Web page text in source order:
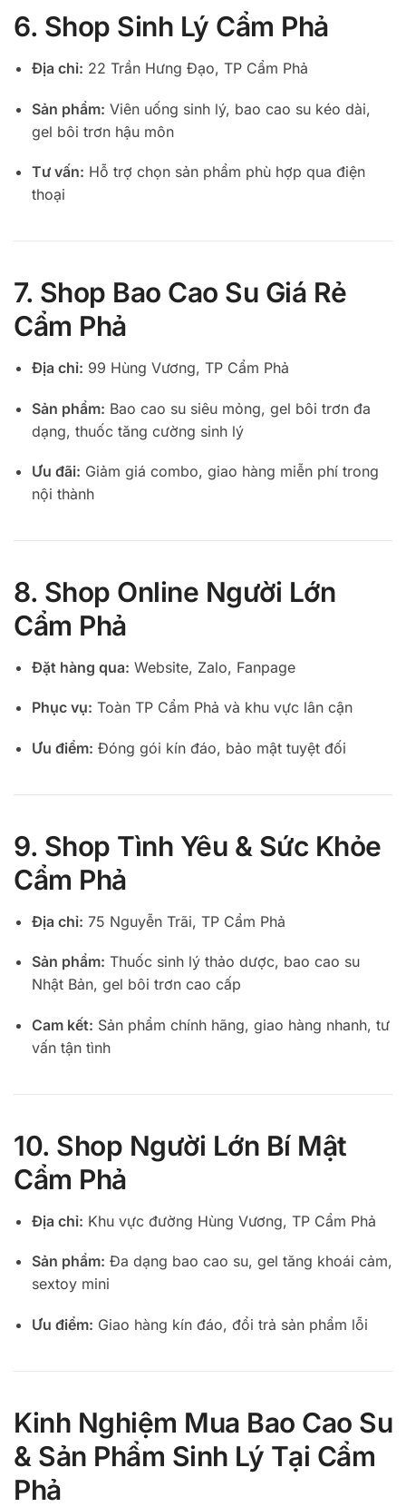
6. Shop Sinh Lý Cẩm Phả
Địa chỉ: 22 Trần Hưng Đạo, TP Cẩm Phả
Sản phẩm: Viên uống sinh lý, bao cao su kéo dài,
gel bôi trơn hậu môn
Tư vấn: Hỗ trợ chọn sản phẩm phù hợp qua điện
thoại
7. Shop Bao Cao Su Giá Rẻ
Cẩm Phả
Địa chỉ: 99 Hùng Vương, TP Cẩm Phả
Sản phẩm: Bao cao su siêu mỏng, gel bôi trơn đa
dạng, thuốc tăng cường sinh lý
Ưu đãi: Giảm giá combo, giao hàng miễn phí trong
nội thành
8. Shop Online Người Lớn
Cẩm Phả
Đặt hàng qua: Website, Zalo, Fanpage
Phục vụ: Toàn TP Cẩm Phả và khu vực lân cận
Ưu điểm: Đóng gói kín đáo, bảo mật tuyệt đối
9. Shop Tình Yêu & Sức Khỏe
Cẩm Phả
Địa chỉ: 75 Nguyễn Trãi, TP Cẩm Phả
Sản phẩm: Thuốc sinh lý thảo dược, bao cao su
Nhật Bản, gel bôi trơn cao cấp
Cam kết: Sản phẩm chính hãng, giao hàng nhanh, tư
vấn tận tình
10. Shop Người Lớn Bí Mật
Cẩm Phả
Địa chỉ: Khu vực đường Hùng Vương, TP Cẩm Phả
Sản phẩm: Đa dạng bao cao su, gel tăng khoái cảm,
sextoy mini
Ưu điểm: Giao hàng kín đáo, đổi trả sản phẩm lỗi
Kinh Nghiệm Mua Bao Cao Su
& Sản Phẩm Sinh Lý Tại Cẩm
Phả